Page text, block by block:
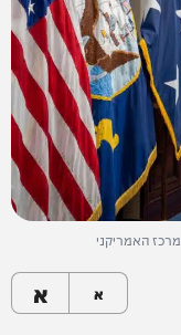
האמריקני
א א